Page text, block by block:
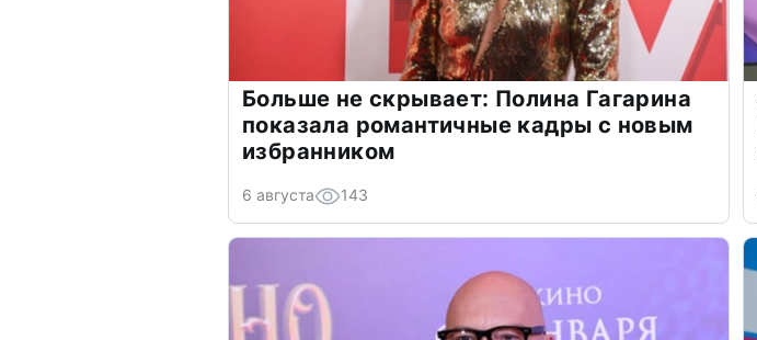
Больше не скрывает: Полина Гагарина
показала романтичные кадры с новым
избранником
6 августа 143